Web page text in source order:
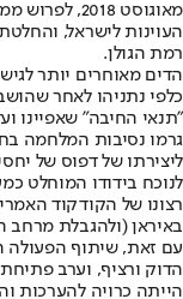
מאוגוסט
רמת הגולן.
הדים מאוחרים יותר
"תנאי החיבה" שאפיינו
גרמו נסיבות המלחמה
ליצירתו של דפוס של
לנוכח בידודו המוחלט
רצונו של הקודקוד
באיראן (ולהגבלת מרחב
עם זאת, שיתוף הפעולה
הדוק ורציף, וערב
הייתה כרויה להערכות